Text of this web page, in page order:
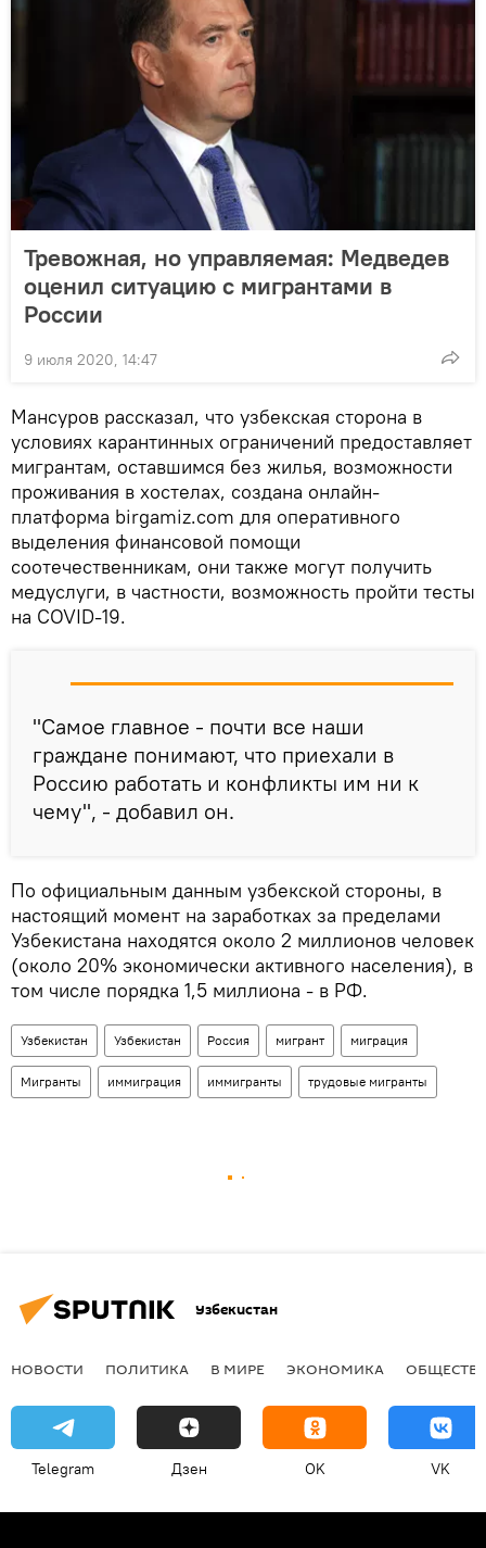
Тревожная, но управляемая: Медведев
оценил ситуацию с мигрантами в
России
9 июля 2020, 14:47
Мансуров рассказал, что узбекская сторона в
условиях карантинных ограничений предоставляет
мигрантам, оставшимся без жилья, возможности
проживания в хостелах, создана онлайн-
платформа birgamiz.com для оперативного
выделения финансовой помощи
соотечественникам, они также могут получить
медуслуги, в частности, возможность пройти тесты
на COVID-19.
"Самое главное - почти все наши
граждане понимают, что приехали в
Россию работать и конфликты им ни к
чему", - добавил он.
По официальным данным узбекской стороны, в
настоящий момент на заработках за пределами
Узбекистана находятся около 2 миллионов человек
(около 20% экономически активного населения), в
том числе порядка 1,5 миллиона - в РФ.
Узбекистан Узбекистан Россия мигрант миграция
Мигранты иммиграция иммигранты трудовые мигранты
Узбекистан
НОВОСТИ ПОЛИТИКА В МИРЕ ЭКОНОМИКА
Telegram Дзен OK VK